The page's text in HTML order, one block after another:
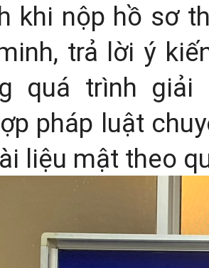
khi nộp hồ sơ
trả lời ý
quá trình giải
pháp luật
liệu mật theo